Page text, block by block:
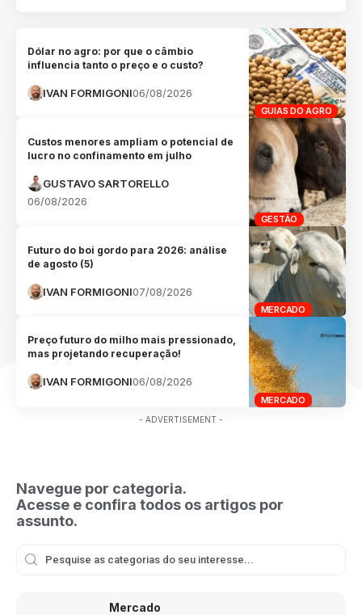
GUIAS DO AGRO
Dólar no agro: por que o câmbio
influencia tanto o preço e o custo?
IVAN FORMIGONI06/08/2026
GESTÃO
Custos menores ampliam o potencial de
lucro no confinamento em julho
GUSTAVO SARTORELLO
06/08/2026
MERCADO
Futuro do boi gordo para 2026: análise
de agosto (5)
IVAN FORMIGONI07/08/2026
MERCADO
Preço futuro do milho mais pressionado,
mas projetando recuperação!
IVAN FORMIGONI06/08/2026
- ADVERTISEMENT -
Navegue por categoria.
Acesse e confira todos os artigos por
assunto.
Mercado